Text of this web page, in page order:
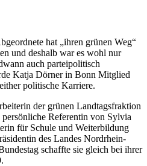
hat „ihren grünen Weg“
und deshalb war es wohl nur
auch parteipolitisch
Katja Dörner in Bonn Mitglied
politische Karriere.
der grünen Landtagsfraktion
Referentin von Sylvia
für Schule und Weiterbildung
des Landes Nordrhein-
schaffte sie gleich bei ihrer